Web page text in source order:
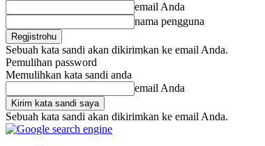
email Anda
nama pengguna
Sebuah kata sandi akan dikirimkan ke email Anda.
Pemulihan password
Memulihkan kata sandi anda
email Anda
Sebuah kata sandi akan dikirimkan ke email Anda.